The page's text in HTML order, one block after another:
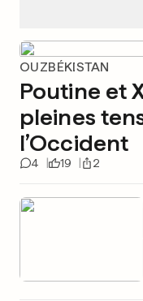
OUZBÉKISTAN
Poutine et
pleines
l’Occident
4 19 2